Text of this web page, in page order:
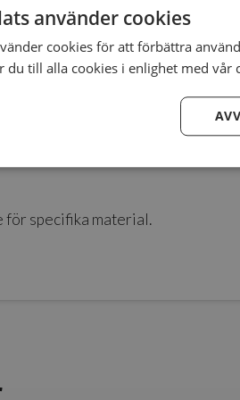
Magigoo på den aktiva
är designade till att
limstift och produkten
över 100 utskrifter
av ofarliga ingredienser och
för specifika material.
använder cookies
cookies för att förbättra
du till alla cookies i enlighet med vår